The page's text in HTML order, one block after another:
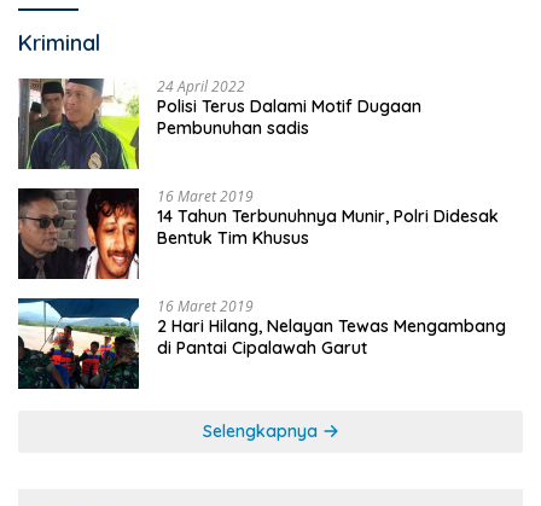
Kriminal
24 April 2022
Polisi Terus Dalami Motif Dugaan
Pembunuhan sadis
16 Maret 2019
14 Tahun Terbunuhnya Munir, Polri Didesak
Bentuk Tim Khusus
16 Maret 2019
2 Hari Hilang, Nelayan Tewas Mengambang
di Pantai Cipalawah Garut
Selengkapnya